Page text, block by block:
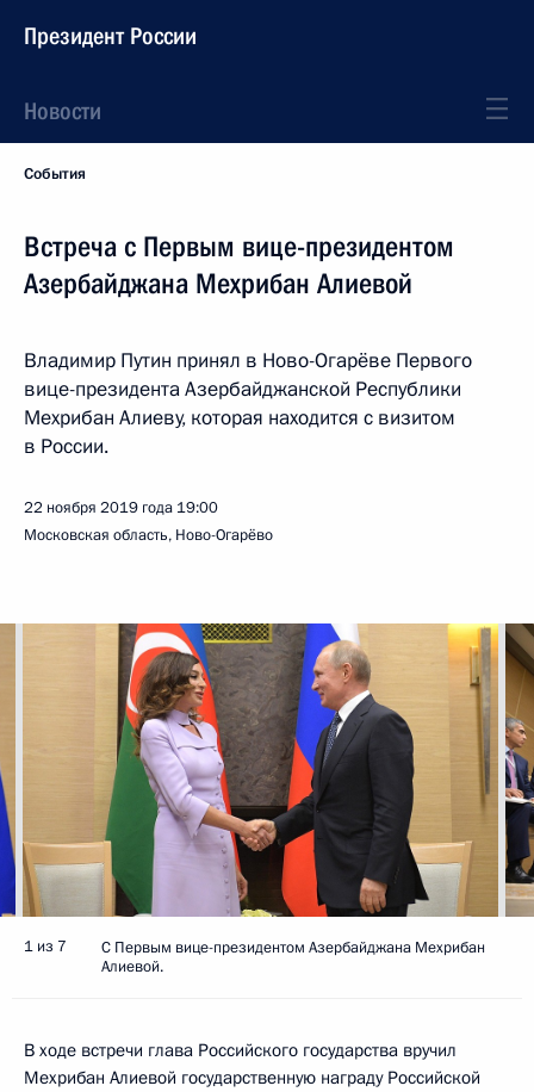
Президент России
Новости
События
Встреча с Первым вице-президентом
Азербайджана Мехрибан Алиевой
Владимир Путин принял в Ново-Огарёве Первого
вице-президента Азербайджанской Республики
Мехрибан Алиеву, которая находится с визитом
в России.
22 ноября 2019 года 19:00
Московская область, Ново-Огарёво
1 из 7
С Первым вице-президентом Азербайджана Мехрибан
Алиевой.
В ходе встречи глава Российского государства вручил
Мехрибан Алиевой государственную награду Российской